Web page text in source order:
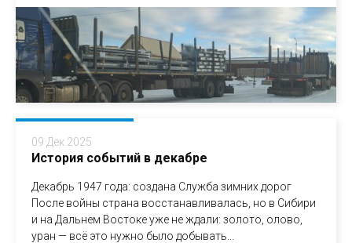
09 Дек 2025
История событий в декабре
Декабрь 1947 года: создана Служба зимних дорог
После войны страна восстанавливалась, но в Сибири
и на Дальнем Востоке уже не ждали: золото, олово,
уран — всё это нужно было добывать...